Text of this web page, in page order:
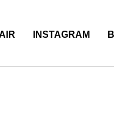
INSTAGRAM